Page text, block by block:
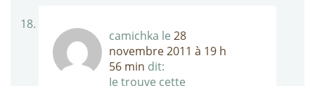
camichka le 28
novembre 2011 à 19 h
56 min dit:
Je trouve cette